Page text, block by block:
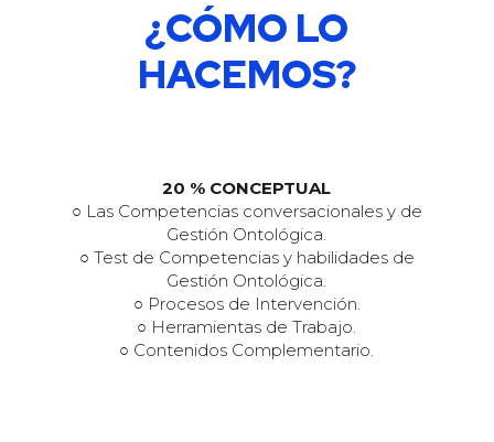
¿CÓMO LO
HACEMOS?
20 % CONCEPTUAL
○ Las Competencias conversacionales y de
Gestión Ontológica.
○ Test de Competencias y habilidades de
Gestión Ontológica.
○ Procesos de Intervención.
○ Herramientas de Trabajo.
○ Contenidos Complementario.